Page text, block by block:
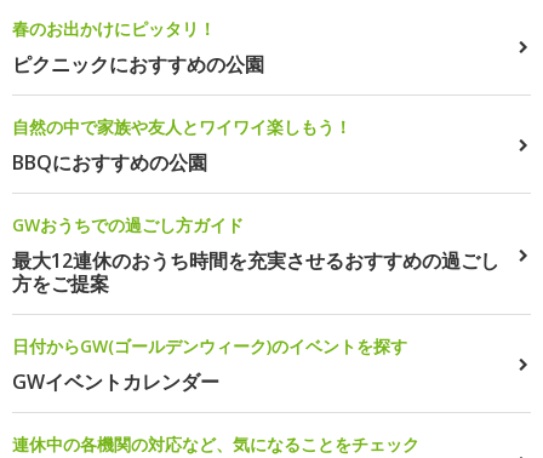
春のお出かけにピッタリ！
ピクニックにおすすめの公園
自然の中で家族や友人とワイワイ楽しもう！
BBQにおすすめの公園
GWおうちでの過ごし方ガイド
最大12連休のおうち時間を充実させるおすすめの過ごし
方をご提案
日付からGW(ゴールデンウィーク)のイベントを探す
GWイベントカレンダー
連休中の各機関の対応など、気になることをチェック